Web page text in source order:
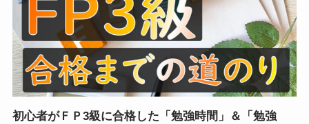
初心者がＦＰ3級に合格した「勉強時間」＆「勉強